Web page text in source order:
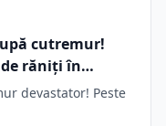
cutremur!
de răniţi în
după
simt
devastator! Peste